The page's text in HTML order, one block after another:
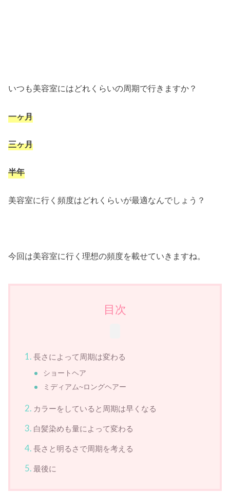
いつも美容室にはどれくらいの周期で行きますか？
一ヶ月
三ヶ月
半年
美容室に行く頻度はどれくらいが最適なんでしょう？
今回は美容室に行く理想の頻度を載せていきますね。
目次
長さによって周期は変わる
ショートヘア
ミディアム~ロングヘアー
カラーをしていると周期は早くなる
白髪染めも量によって変わる
長さと明るさで周期を考える
最後に